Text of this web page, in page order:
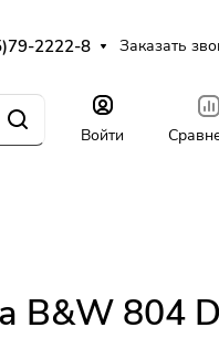
2222-8 Заказать
Войти
B&W 804